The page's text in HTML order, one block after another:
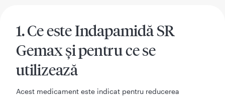
1. Ce este Indapamidă SR
Gemax şi pentru ce se
utilizează
Acest medicament este indicat pentru reducerea